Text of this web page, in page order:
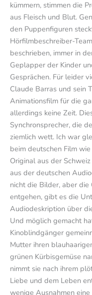
kümmern, stimmen die
aus Fleisch und Blut.
den Puppenfiguren
Hörfilmbeschreiber-
beschrieben, immer in
Geplapper der Kinder
Gesprächen. Für leider
Claude Barras und sein
Animationsfilm für die
allerdings keine Zeit.
Synchronsprecher, die
ziemlich wett. Ich war
beim deutschen Film
Original aus der
aus der deutschen
nicht die Bilder, aber die
entgehen, gibt es die
Audiodeskription über
Und möglich gemacht
Kinoblindgänger
Mutter ihren
grünen Kürbisgemüse
nimmt sie nach ihrem
Liebe und dem Leben
wenige Ausnahmen